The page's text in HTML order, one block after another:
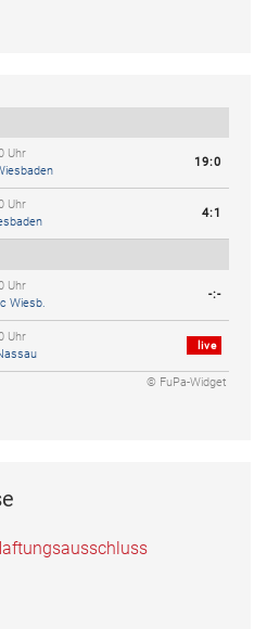
Uhr
19:0
Uhr
4:1
Uhr
Wiesb.
-:-
Uhr
live
© FuPa-Widget